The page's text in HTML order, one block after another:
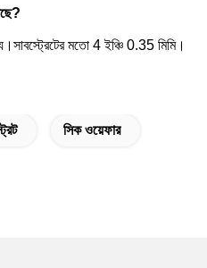
মতো 4 ইঞ্চি 0.35 মিমি।
সিক ওয়েফার